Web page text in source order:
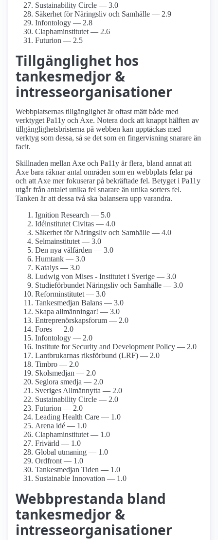
Sustainability Circle — 3.0
Säkerhet för Näringsliv och Samhälle — 2.9
Infontology — 2.8
Clapham­institutet — 2.6
Futurion — 2.5
Tillgänglighet hos
tankesmedjor &
intresseorganisationer
Webbplatsernas tillgänglighet är oftast mätt både med
verktyget Pa11y och Axe. Notera dock att knappt hälften av
tillgänglighetsbristerna på webben kan upptäckas med
verktyg som dessa, så se det som en fingervisning snarare än
facit.
Skillnaden mellan Axe och Pa11y är flera, bland annat att
Axe bara räknar antal områden som en webbplats felar på
och att Axe mer fokuserar på bekräftade fel. Betyget i Pa11y
utgår från antalet unika fel snarare än unika sorters fel.
Tanken är att dessa två ska balansera upp varandra.
Ignition Research — 5.0
Idéinstitutet Civitas — 4.0
Säkerhet för Näringsliv och Samhälle — 4.0
Selmainstitutet — 3.0
Den nya välfärden — 3.0
Humtank — 3.0
Katalys — 3.0
Ludwig von Mises - Institutet i Sverige — 3.0
Studie­förbundet Näringsliv och Samhälle — 3.0
Reform­institutet — 3.0
Tankesmedjan Balans — 3.0
Skapa allmänningar! — 3.0
Entreprenörskaps­forum — 2.0
Fores — 2.0
Infontology — 2.0
Institute for Security and Development Policy — 2.0
Lantbrukarnas riksförbund (LRF) — 2.0
Timbro — 2.0
Skolsmedjan — 2.0
Seglora smedja — 2.0
Sveriges Allmännytta — 2.0
Sustainability Circle — 2.0
Futurion — 2.0
Leading Health Care — 1.0
Arena idé — 1.0
Clapham­institutet — 1.0
Frivärld — 1.0
Global utmaning — 1.0
Ordfront — 1.0
Tankesmedjan Tiden — 1.0
Sustainable Innovation — 1.0
Webbprestanda bland
tankesmedjor &
intresseorganisationer